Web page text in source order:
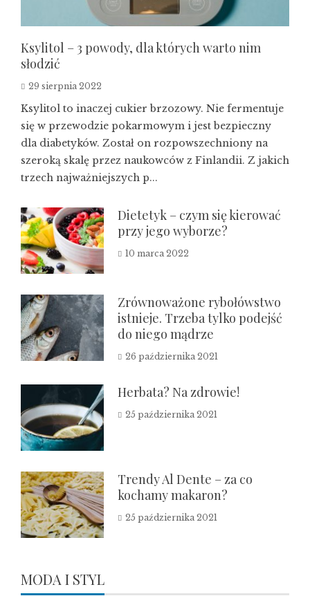
Ksylitol – 3 powody, dla których warto nim
słodzić
29 sierpnia 2022
Ksylitol to inaczej cukier brzozowy. Nie fermentuje
się w przewodzie pokarmowym i jest bezpieczny
dla diabetyków. Został on rozpowszechniony na
szeroką skalę przez naukowców z Finlandii. Z jakich
trzech najważniejszych p...
Dietetyk – czym się kierować
przy jego wyborze?
10 marca 2022
Zrównoważone rybołówstwo
istnieje. Trzeba tylko podejść
do niego mądrze
26 października 2021
Herbata? Na zdrowie!
25 października 2021
Trendy Al Dente – za co
kochamy makaron?
25 października 2021
MODA I STYL